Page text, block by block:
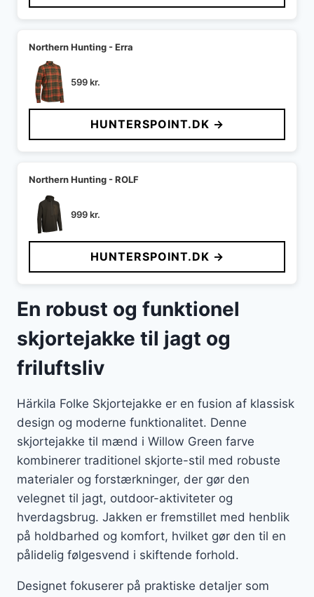
Northern Hunting - Erra
599kr.
HUNTERSPOINT.DK →
Northern Hunting - ROLF
999kr.
HUNTERSPOINT.DK →
En robust og funktionel
skjortejakke til jagt og
friluftsliv
Härkila Folke Skjortejakke er en fusion af klassisk
design og moderne funktionalitet. Denne
skjortejakke til mænd i Willow Green farve
kombinerer traditionel skjorte-stil med robuste
materialer og forstærkninger, der gør den
velegnet til jagt, outdoor-aktiviteter og
hverdagsbrug. Jakken er fremstillet med henblik
på holdbarhed og komfort, hvilket gør den til en
pålidelig følgesvend i skiftende forhold.
Designet fokuserer på praktiske detaljer som